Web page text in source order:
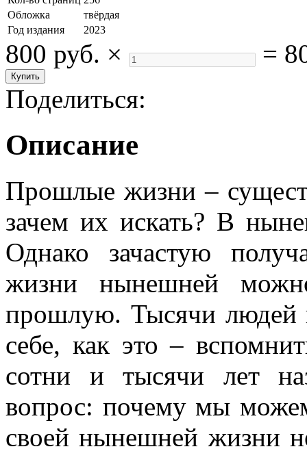
Обложка
твёрдая
Год издания
2023
800 руб. × =
Поделиться:
Описание
Прошлые жизни –
зачем их искать? В
Однако зачастую
жизни нынешней
прошлую. Тысячи людей
себе, как это –
сотни и тысячи лет
вопрос: почему мы
своей нынешней жизни